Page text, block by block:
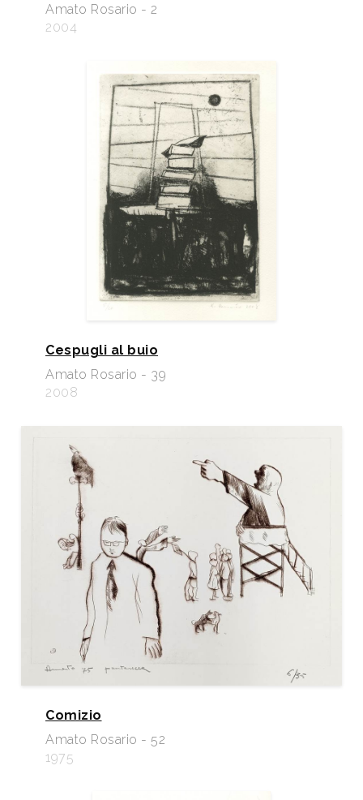
Amato Rosario - 2
2004
Cespugli al buio
Amato Rosario - 39
2008
Comizio
Amato Rosario - 52
1975